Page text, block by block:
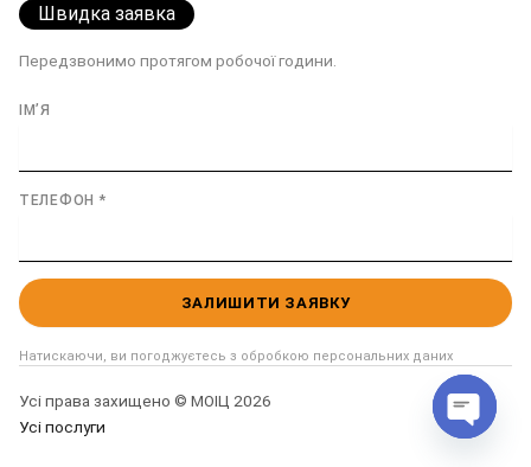
Швидка заявка
Передзвонимо протягом робочої години.
ІМʼЯ
ТЕЛЕФОН *
Натискаючи, ви погоджуєтесь з обробкою персональних даних
Усі права захищено © МОІЦ 2026
Усі послуги
Open